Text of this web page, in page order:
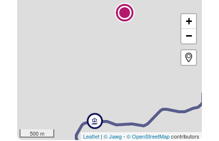
+
−
500 m Leaflet | © Jawg- © OpenStreetMapcontributors